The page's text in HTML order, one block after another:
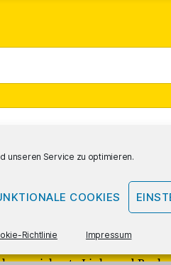
unseren Service zu optimieren.
COOKIES
Richtlinie Impressum